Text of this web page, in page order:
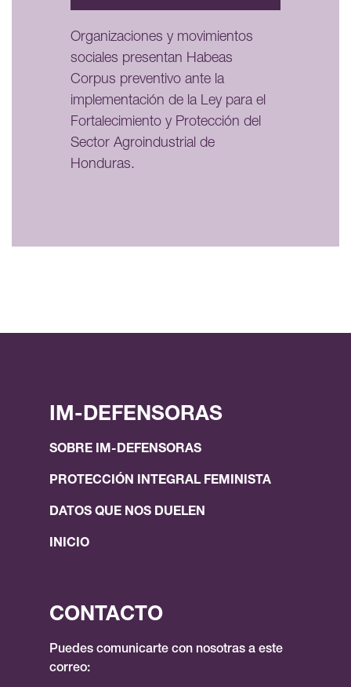
Organizaciones y movimientos
sociales presentan Habeas
Corpus preventivo ante la
implementación de la Ley para el
Fortalecimiento y Protección del
Sector Agroindustrial de
Honduras.
IM-DEFENSORAS
SOBRE IM-DEFENSORAS
PROTECCIÓN INTEGRAL FEMINISTA
DATOS QUE NOS DUELEN
INICIO
CONTACTO
Puedes comunicarte con nosotras a este
correo: